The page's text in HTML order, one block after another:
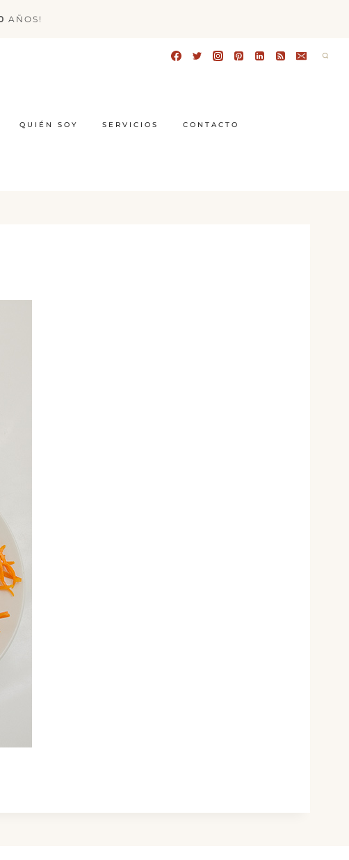
AÑOS!
QUIÉN SOY SERVICIOS CONTACTO